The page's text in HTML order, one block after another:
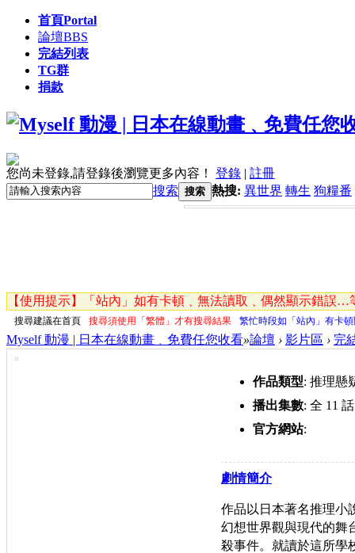
首頁Portal
論壇BBS
完結列表
TG群
捐款
您尚未登錄,請登錄後瀏覽更多內容！ 登錄 | 註冊
搜索 搜索 熱搜: 異世界 轉生 狗糧番
【使用提示】「站內」如有卡頓﹑無法讀取﹑偶然顯示錯誤
搜尋建議在首頁 搜尋須使用「繁體」才有搜尋結果 繁忙時段如「站內」有卡
Myself 動漫 | 日本在線動畫﹑免費任您收看»論壇 › 影片區 › 完
作品類型: 推理懸
播出集數: 全 11 話
官方網站:
劇情簡介
作品以日本著名推理小
幻想世界觀與現代的舞
殺事件。就讀於這所學